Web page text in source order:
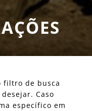
filtro de busca
Caso
específico em